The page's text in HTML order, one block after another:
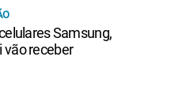
Samsung,
vão receber